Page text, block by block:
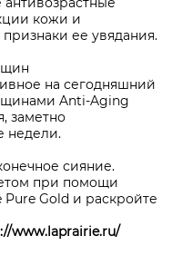
кожи и
ее увядания.
на сегодняшний
Anti-Aging
заметно
недели.
сияние.
при помощи
Gold и раскройте
www.laprairie.ru/